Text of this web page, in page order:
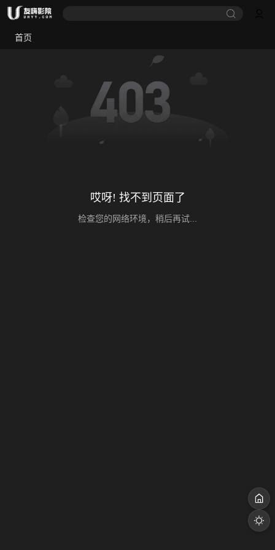
首页
哎呀! 找不到页面了
检查您的网络环境，稍后再试...